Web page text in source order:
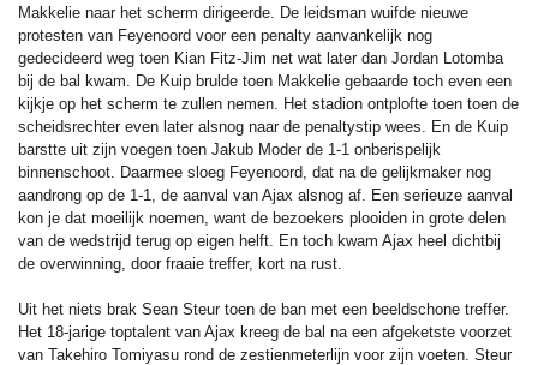
Makkelie naar het scherm dirigeerde. De leidsman wuifde nieuwe
protesten van Feyenoord voor een penalty aanvankelijk nog
gedecideerd weg toen Kian Fitz-Jim net wat later dan Jordan Lotomba
bij de bal kwam.
De Kuip brulde toen Makkelie gebaarde toch even een
kijkje op het scherm te zullen nemen. Het stadion ontplofte toen toen de
scheidsrechter even later alsnog naar de penaltystip wees. En de Kuip
barstte uit zijn voegen toen Jakub Moder de 1-1 onberispelijk
binnenschoot.
Daarmee sloeg Feyenoord, dat na de gelijkmaker nog
aandrong op de 1-1, de aanval van Ajax alsnog af. Een serieuze aanval
kon je dat moeilijk noemen, want de bezoekers plooiden in grote delen
van de wedstrijd terug op eigen helft. En toch kwam Ajax heel dichtbij
de overwinning, door fraaie treffer, kort na rust.
Uit het niets brak Sean Steur toen de ban met een beeldschone treffer.
Het 18-jarige toptalent van Ajax kreeg de bal na een afgeketste voorzet
van Takehiro Tomiyasu rond de zestienmeterlijn voor zijn voeten. Steur